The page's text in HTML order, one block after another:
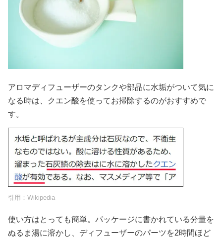
アロマディフューザーのタンクや部品に水垢がついて気に
なる時は、クエン酸を使ってお掃除するのがおすすめで
す。
引用： Wikipedia
使い方はとっても簡単。パッケージに書かれている分量を
ぬるま湯に溶かし、ディフューザーのパーツを2時間ほど